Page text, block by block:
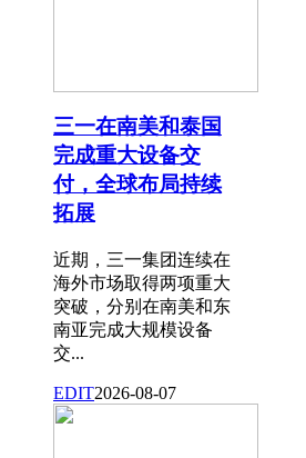
三一在南美和泰国
完成重大设备交
付，全球布局持续
拓展
近期，三一集团连续在
海外市场取得两项重大
突破，分别在南美和东
南亚完成大规模设备
交...
EDIT2026-08-07